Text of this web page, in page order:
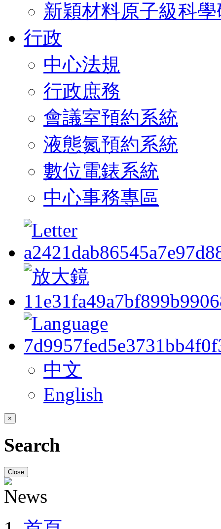
新穎材料原子級科
行政
中心法規
行政庶務
會議室預約系統
液態氮預約系統
數位電錶系統
中心事務專區
中文
English
×
Search
Close